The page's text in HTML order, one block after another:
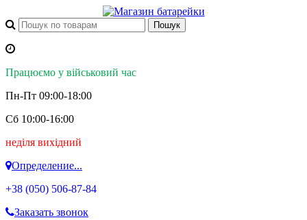
Працюємо у військовий час
Пн-Пт 09:00-18:00
Сб 10:00-16:00
неділя вихідний
Определение...
+38 (050) 506-87-84
Заказать звонок